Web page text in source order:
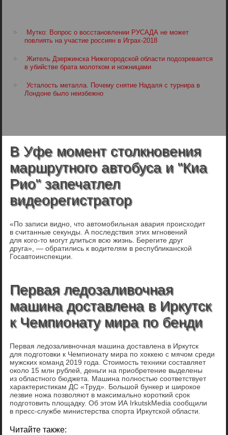
Мутко: Вопрос о восстановлении РУСАДА не может
повлиять на участие россиян в Играх-2018
Житель Дзержинска Нижегородской области подозревается
в убийстве брата молотком и ножницами
Усталость металла. Почему снятие Надаля с турнира в
Лондоне было неизбежно
В Уфе момент столкновения
маршрутного автобуса и "Киа
Рио" запечатлел
видеорегистратор
«По записи видно, что автомобильная авария происходит
в считанные секунды. А последствия этих мгновений
для кого-то могут длиться всю жизнь. Берегите друг
друга», — обратились к водителям в республиканской
Госавтоинспекции.
Первая ледозаливочная
машина доставлена в Иркутск
к Чемпионату мира по бенди
Первая ледозаливночная машина доставлена в Иркутск
для подготовки к Чемпионату мира по хоккею с мячом среди
мужских команд 2019 года. Стоимость техники составляет
около 15 млн рублей, деньги на приобретение выделены
из областного бюджета. Машина полностью соответствует
характеристикам ДС «Труд». Большой бункер и широкое
лезвие ножа позволяют в максимально короткий срок
подготовить площадку. Об этом ИА IrkutskMedia сообщили
в пресс-службе министерства спорта Иркутской области.
Читайте также: